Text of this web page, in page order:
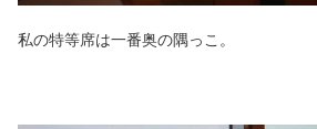
私の特等席は一番奥の隅っこ。